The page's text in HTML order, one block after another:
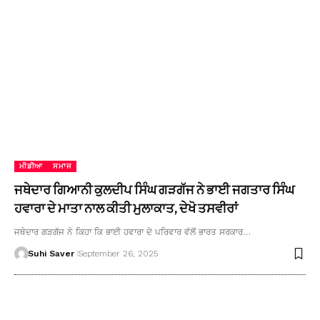
ਮੀਡੀਆ ਸਮਾਜ
ਜਥੇਦਾਰ ਗਿਆਨੀ ਕੁਲਦੀਪ ਸਿੰਘ ਗੜਗੱਜ ਨੇ ਭਾਈ ਜਗਤਾਰ ਸਿੰਘ
ਹਵਾਰਾ ਦੇ ਮਾਤਾ ਨਾਲ ਕੀਤੀ ਮੁਲਾਕਾਤ, ਦੇਖੋ ਤਸਵੀਰਾਂ
ਜਥੇਦਾਰ ਗੜਗੱਜ ਨੇ ਕਿਹਾ ਕਿ ਭਾਈ ਹਵਾਰਾ ਦੇ ਪਰਿਵਾਰ ਵੱਲੋਂ ਭਾਰਤ ਸਰਕਾਰ…
Suhi Saver September 26, 2025